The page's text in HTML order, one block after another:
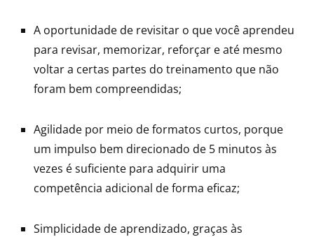
A oportunidade de revisitar o que você aprendeu
para revisar, memorizar, reforçar e até mesmo
voltar a certas partes do treinamento que não
foram bem compreendidas;
Agilidade por meio de formatos curtos, porque
um impulso bem direcionado de 5 minutos às
vezes é suficiente para adquirir uma
competência adicional de forma eficaz;
Simplicidade de aprendizado, graças às